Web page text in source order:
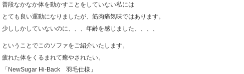
普段なかなか体を動かすことをしていない私には
とても良い運動になりましたが、筋肉痛気味ではあります。
少ししかしていないのに、、、年齢を感じました、、、、
ということでこのソファをご紹介いたします。
疲れた体をくるまれて癒やされたい。
「NewSugar Hi-Back 羽毛仕様」